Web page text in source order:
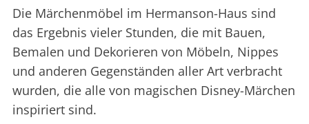
Die Märchenmöbel im Hermanson-Haus sind
das Ergebnis vieler Stunden, die mit Bauen,
Bemalen und Dekorieren von Möbeln, Nippes
und anderen Gegenständen aller Art verbracht
wurden, die alle von magischen Disney-Märchen
inspiriert sind.